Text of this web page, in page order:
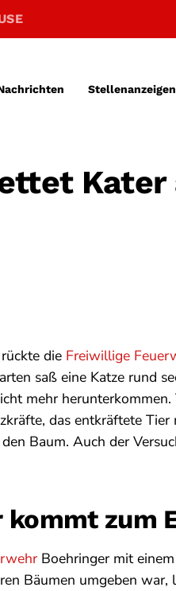
Stellenanzeigen
Kater
die Freiwillige
saß eine Katze rund
mehr
das entkräftete
Baum. Auch der
zum
Boehringer mit
Bäumen umgeben war,